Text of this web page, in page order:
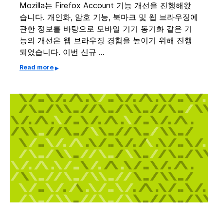
Mozilla는 Firefox Account 기능 개선을 진행해왔
습니다. 개인화, 암호 기능, 북마크 및 웹 브라우징에
관한 정보를 바탕으로 모바일 기기 동기화 같은 기
능의 개선은 웹 브라우징 경험을 높이기 위해 진행
되었습니다. 이번 신규 …
Read more